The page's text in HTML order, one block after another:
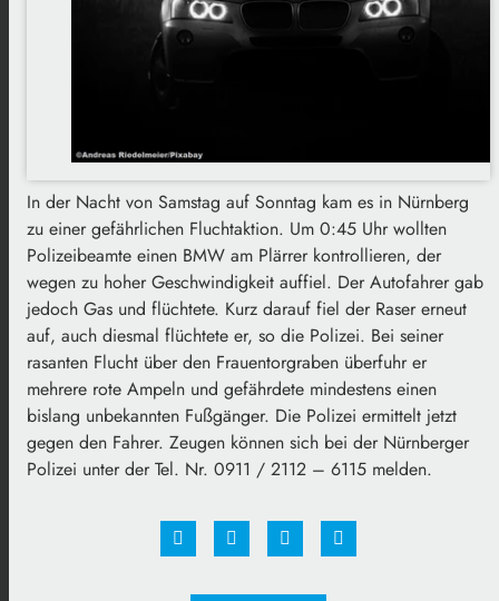
In der Nacht von Samstag auf Sonntag kam es in Nürnberg
zu einer gefährlichen Fluchtaktion. Um 0:45 Uhr wollten
Polizeibeamte einen BMW am Plärrer kontrollieren, der
wegen zu hoher Geschwindigkeit auffiel. Der Autofahrer gab
jedoch Gas und flüchtete. Kurz darauf fiel der Raser erneut
auf, auch diesmal flüchtete er, so die Polizei. Bei seiner
rasanten Flucht über den Frauentorgraben überfuhr er
mehrere rote Ampeln und gefährdete mindestens einen
bislang unbekannten Fußgänger. Die Polizei ermittelt jetzt
gegen den Fahrer. Zeugen können sich bei der Nürnberger
Polizei unter der Tel. Nr. 0911 / 2112 – 6115 melden.